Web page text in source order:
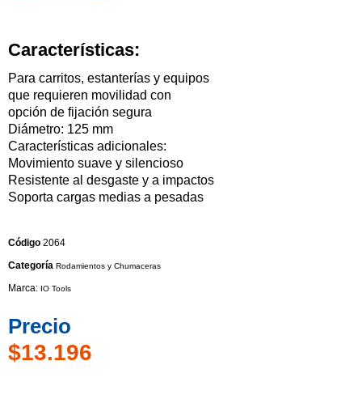
Características:
Para carritos, estanterías y equipos
que requieren movilidad con
opción de fijación segura
Diámetro: 125 mm
Características adicionales:
Movimiento suave y silencioso
Resistente al desgaste y a impactos
Soporta cargas medias a pesadas
Código 2064
Categoría Rodamientos y Chumaceras
Marca: IO Tools
Precio
$13.196